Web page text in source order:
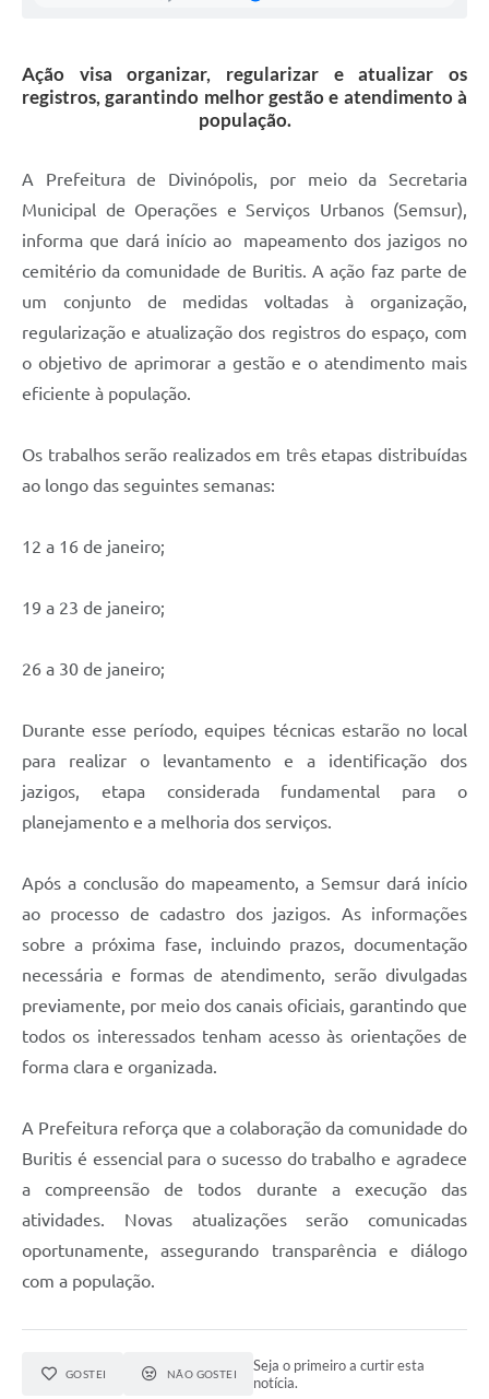
Ação visa organizar, regularizar e atualizar os
registros, garantindo melhor gestão e atendimento à
população.
A Prefeitura de Divinópolis, por meio da Secretaria
Municipal de Operações e Serviços Urbanos (Semsur),
informa que dará início ao mapeamento dos jazigos no
cemitério da comunidade de Buritis. A ação faz parte de
um conjunto de medidas voltadas à organização,
regularização e atualização dos registros do espaço, com
o objetivo de aprimorar a gestão e o atendimento mais
eficiente à população.
Os trabalhos serão realizados em três etapas distribuídas
ao longo das seguintes semanas:
12 a 16 de janeiro;
19 a 23 de janeiro;
26 a 30 de janeiro;
Durante esse período, equipes técnicas estarão no local
para realizar o levantamento e a identificação dos
jazigos, etapa considerada fundamental para o
planejamento e a melhoria dos serviços.
Após a conclusão do mapeamento, a Semsur dará início
ao processo de cadastro dos jazigos. As informações
sobre a próxima fase, incluindo prazos, documentação
necessária e formas de atendimento, serão divulgadas
previamente, por meio dos canais oficiais, garantindo que
todos os interessados tenham acesso às orientações de
forma clara e organizada.
A Prefeitura reforça que a colaboração da comunidade do
Buritis é essencial para o sucesso do trabalho e agradece
a compreensão de todos durante a execução das
atividades. Novas atualizações serão comunicadas
oportunamente, assegurando transparência e diálogo
com a população.
GOSTEI NÃO GOSTEI
Seja o primeiro a curtir esta
notícia.